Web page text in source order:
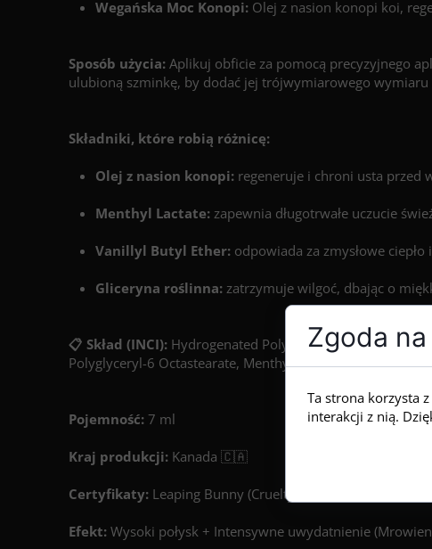
Wegańska Moc Konopi: Olej z nasion konopi koi,
Sposób użycia: Aplikuj obficie za pomocą precyzyjnego
ulubioną szminkę, by dodać jej trójwymiarowego wymiaru
Składniki, które robią różnicę:
Olej z nasion konopi: regeneruje i chroni usta przed
Menthyl Lactate: zapewnia długotrwałe uczucie
Vanillyl Butyl Ether: odpowiada za zmysłowe
Gliceryna roślinna: zatrzymuje wilgoć, dbając o
📋 Skład (INCI): Hydrogenated Polyisobutene, Ethylene/
Polyglyceryl-6 Octastearate, Menthyl Lactate, Cannabis
Pojemność: 7 ml
Kraj produkcji: Kanada 🇨🇦
Certyfikaty: Leaping Bunny (Cruelty-Free), Vegan
Efekt: Wysoki połysk + Intensywne uwydatnienie
Zgoda
Ta strona korzysta
interakcji z nią.